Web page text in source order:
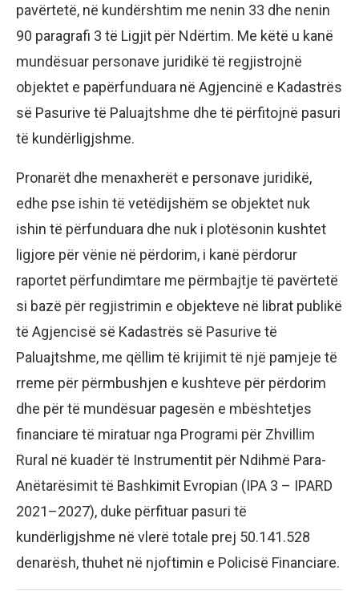
pavërtetë, në kundërshtim me nenin 33 dhe nenin
90 paragrafi 3 të Ligjit për Ndërtim. Me këtë u kanë
mundësuar personave juridikë të regjistrojnë
objektet e papërfunduara në Agjencinë e Kadastrës
së Pasurive të Paluajtshme dhe të përfitojnë pasuri
të kundërligjshme.
Pronarët dhe menaxherët e personave juridikë,
edhe pse ishin të vetëdijshëm se objektet nuk
ishin të përfunduara dhe nuk i plotësonin kushtet
ligjore për vënie në përdorim, i kanë përdorur
raportet përfundimtare me përmbajtje të pavërtetë
si bazë për regjistrimin e objekteve në librat publikë
të Agjencisë së Kadastrës së Pasurive të
Paluajtshme, me qëllim të krijimit të një pamjeje të
rreme për përmbushjen e kushteve për përdorim
dhe për të mundësuar pagesën e mbështetjes
financiare të miratuar nga Programi për Zhvillim
Rural në kuadër të Instrumentit për Ndihmë Para-
Anëtarësimit të Bashkimit Evropian (IPA 3 – IPARD
2021–2027), duke përfituar pasuri të
kundërligjshme në vlerë totale prej 50.141.528
denarësh, thuhet në njoftimin e Policisë Financiare.